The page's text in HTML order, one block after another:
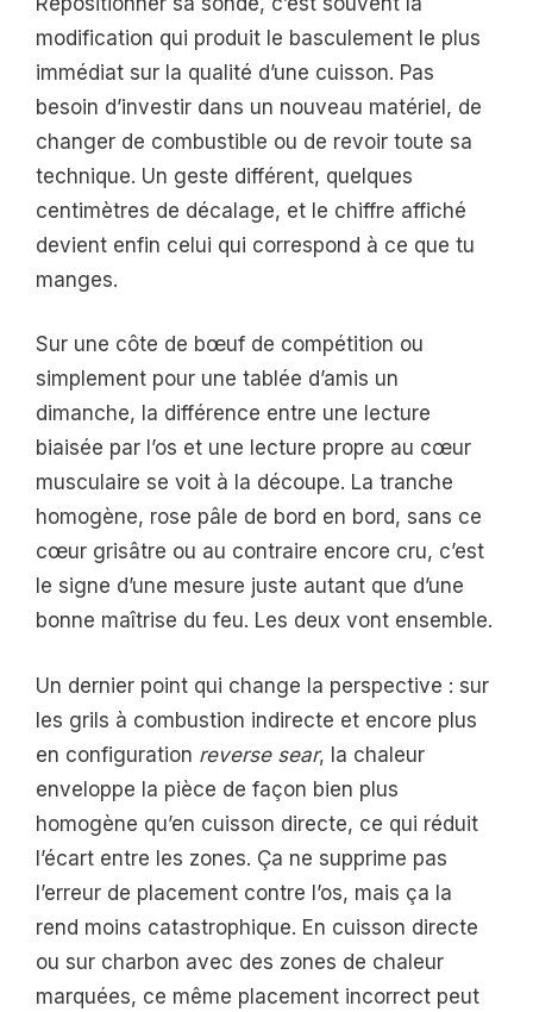
modification qui produit le basculement le plus
immédiat sur la qualité d’une cuisson. Pas
besoin d’investir dans un nouveau matériel, de
changer de combustible ou de revoir toute sa
technique. Un geste différent, quelques
centimètres de décalage, et le chiffre affiché
devient enfin celui qui correspond à ce que tu
manges.
Sur une côte de bœuf de compétition ou
simplement pour une tablée d’amis un
dimanche, la différence entre une lecture
biaisée par l’os et une lecture propre au cœur
musculaire se voit à la découpe. La tranche
homogène, rose pâle de bord en bord, sans ce
cœur grisâtre ou au contraire encore cru, c’est
le signe d’une mesure juste autant que d’une
bonne maîtrise du feu. Les deux vont ensemble.
Un dernier point qui change la perspective : sur
les grils à combustion indirecte et encore plus
en configuration reverse sear, la chaleur
enveloppe la pièce de façon bien plus
homogène qu’en cuisson directe, ce qui réduit
l’écart entre les zones. Ça ne supprime pas
l’erreur de placement contre l’os, mais ça la
rend moins catastrophique. En cuisson directe
ou sur charbon avec des zones de chaleur
marquées, ce même placement incorrect peut